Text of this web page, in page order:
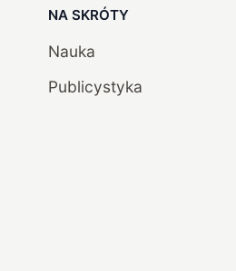
NA SKRÓTY
Nauka
Publicystyka